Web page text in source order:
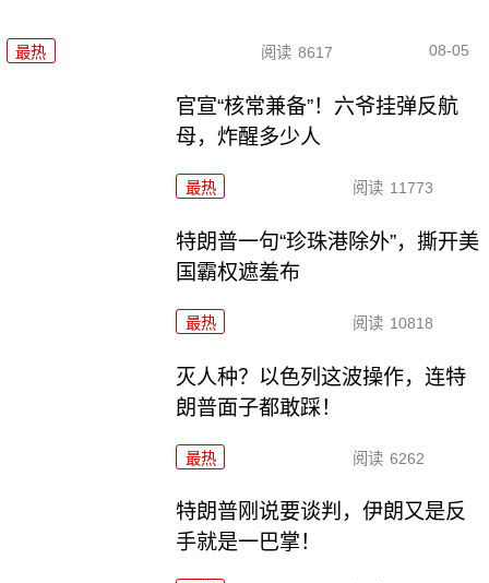
最热 阅读 8617 08-05
官宣“核常兼备”！六爷挂弹反航
母，炸醒多少人
最热 阅读 11773
特朗普一句“珍珠港除外”，撕开美
国霸权遮羞布
最热 阅读 10818
灭人种？以色列这波操作，连特
朗普面子都敢踩！
最热 阅读 6262
特朗普刚说要谈判，伊朗又是反
手就是一巴掌！